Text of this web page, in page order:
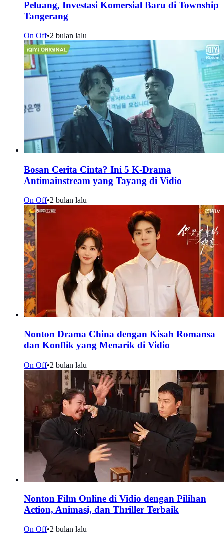
Peluang, Investasi Komersial Baru di Township
Tangerang
On Off•2 bulan lalu
Bosan Cerita Cinta? Ini 5 K-Drama
Antimainstream yang Tayang di Vidio
On Off•2 bulan lalu
Nonton Drama China dengan Kisah Romansa
dan Konflik yang Menarik di Vidio
On Off•2 bulan lalu
Nonton Film Online di Vidio dengan Pilihan
Action, Animasi, dan Thriller Terbaik
On Off•2 bulan lalu